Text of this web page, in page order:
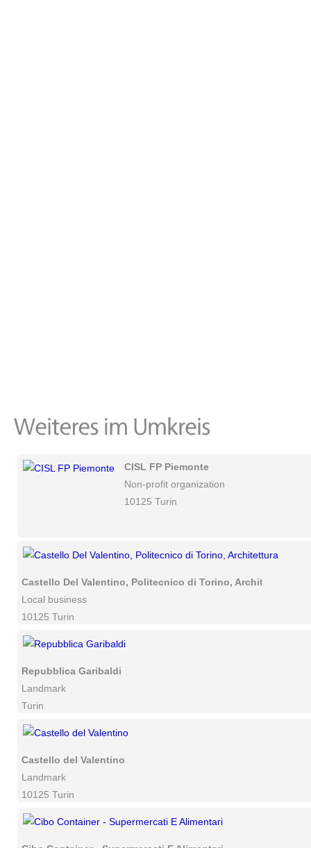
CISL FP Piemonte
Non-profit organization
10125 Turin
Castello Del Valentino, Politecnico di Torino, Architettura
Local business
10125 Turin
Repubblica Garibaldi
Landmark
Turin
Castello del Valentino
Landmark
10125 Turin